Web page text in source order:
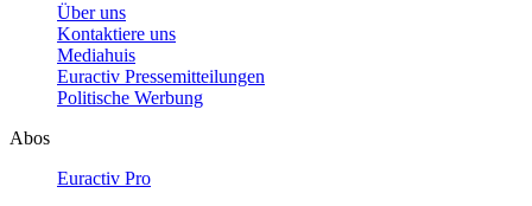
Über uns
Kontaktiere uns
Mediahuis
Euractiv Pressemitteilungen
Politische Werbung
Abos
Euractiv Pro